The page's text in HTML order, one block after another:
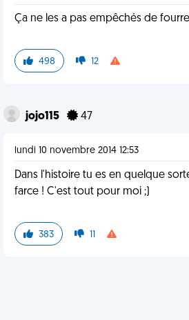
Ça ne les a pas empêchés de
498 12
jojo115 47
lundi 10 novembre 2014 12:53
Dans l'histoire tu es en quelque
farce ! C'est tout pour moi ;)
383 11